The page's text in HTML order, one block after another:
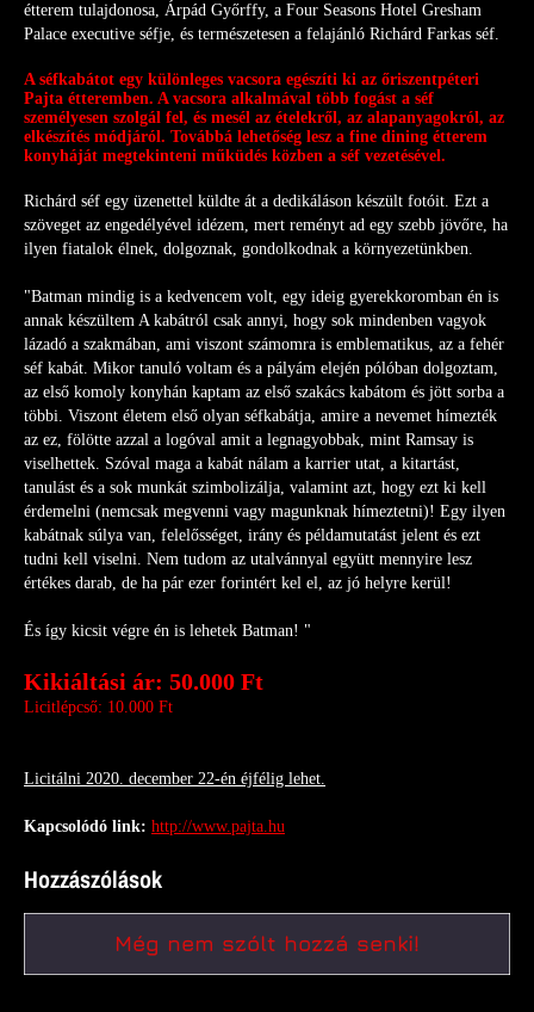
étterem tulajdonosa, Árpád Győrffy, a Four Seasons Hotel Gresham
Palace executive séfje, és természetesen a felajánló Richárd Farkas séf.
A séfkabátot egy különleges vacsora egészíti ki az őriszentpéteri
Pajta étteremben. A vacsora alkalmával több fogást a séf
személyesen szolgál fel, és mesél az ételekről, az alapanyagokról, az
elkészítés módjáról. Továbbá lehetőség lesz a fine dining étterem
konyháját megtekinteni műküdés közben a séf vezetésével.
Richárd séf egy üzenettel küldte át a dedikáláson készült fotóit. Ezt a
szöveget az engedélyével idézem, mert reményt ad egy szebb jövőre, ha
ilyen fiatalok élnek, dolgoznak, gondolkodnak a környezetünkben.
"Batman mindig is a kedvencem volt, egy ideig gyerekkoromban én is
annak készültem A kabátról csak annyi, hogy sok mindenben vagyok
lázadó a szakmában, ami viszont számomra is emblematikus, az a fehér
séf kabát. Mikor tanuló voltam és a pályám elején pólóban dolgoztam,
az első komoly konyhán kaptam az első szakács kabátom és jött sorba a
többi. Viszont életem első olyan séfkabátja, amire a nevemet hímezték
az ez, fölötte azzal a logóval amit a legnagyobbak, mint Ramsay is
viselhettek. Szóval maga a kabát nálam a karrier utat, a kitartást,
tanulást és a sok munkát szimbolizálja, valamint azt, hogy ezt ki kell
érdemelni (nemcsak megvenni vagy magunknak hímeztetni)! Egy ilyen
kabátnak súlya van, felelősséget, irány és példamutatást jelent és ezt
tudni kell viselni. Nem tudom az utalvánnyal együtt mennyire lesz
értékes darab, de ha pár ezer forintért kel el, az jó helyre kerül!
És így kicsit végre én is lehetek Batman! "
Kikiáltási ár: 50.000 Ft
Licitlépcső: 10.000 Ft
Licitálni 2020. december 22-én éjfélig lehet.
Kapcsolódó link: http://www.pajta.hu
Hozzászólások
Még nem szólt hozzá senki!